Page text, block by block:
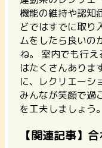
機能の維持や認知
どではすでに取り
ムをしたら良いの
ね。 室内でも行
はたくさんありま
に、レクリエーシ
みんなが笑顔で過
を工夫しましょう。
【関連記事】